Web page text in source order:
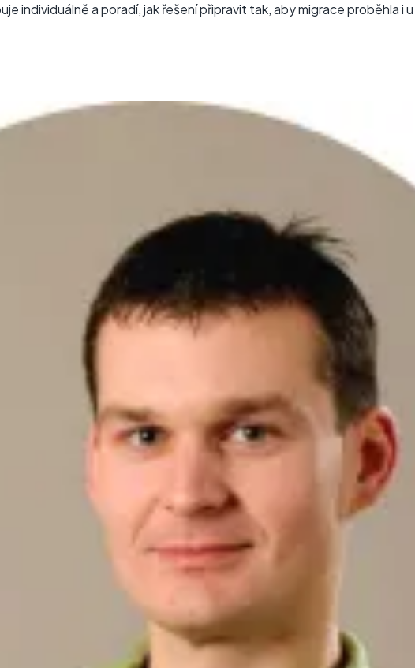
individuálně a poradí, jak řešení připravit tak, aby migrace proběhla i